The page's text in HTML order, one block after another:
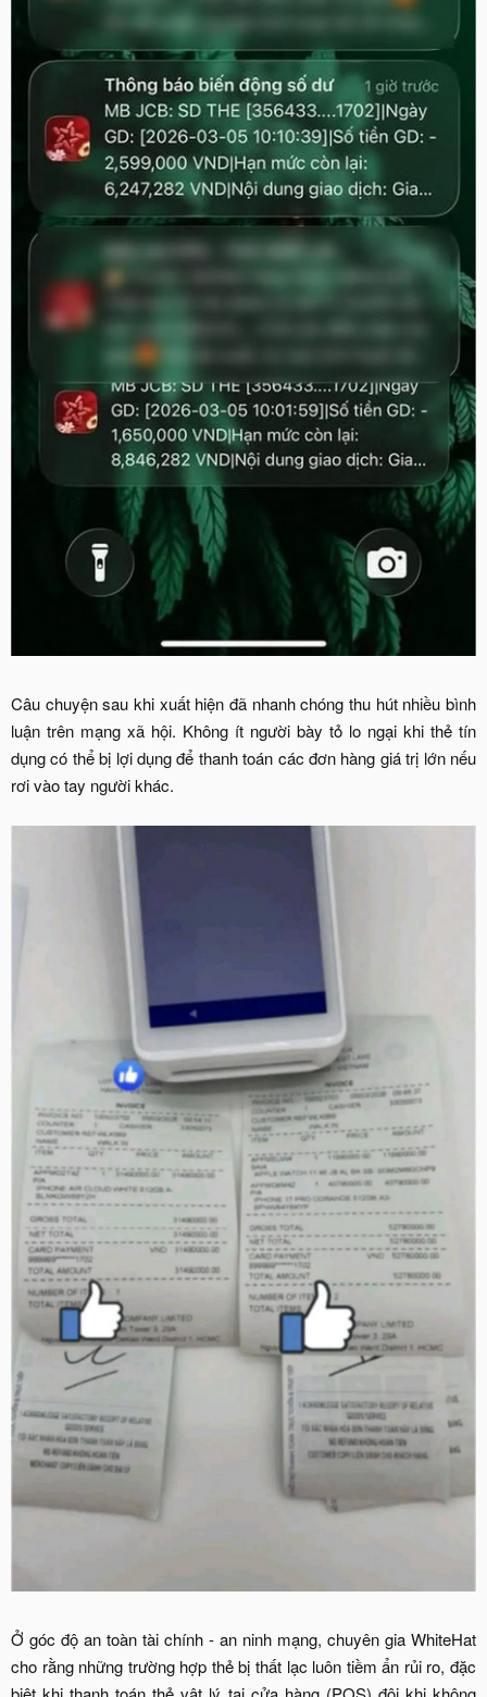
Câu chuyện sau khi xuất hiện đã nhanh chóng thu hút nhiều bình
luận trên mạng xã hội. Không ít người bày tỏ lo ngại khi thẻ tín
dụng có thể bị lợi dụng để thanh toán các đơn hàng giá trị lớn nếu
rơi vào tay người khác.
Ở góc độ an toàn tài chính - an ninh mạng, chuyên gia WhiteHat
cho rằng những trường hợp thẻ bị thất lạc luôn tiềm ẩn rủi ro, đặc